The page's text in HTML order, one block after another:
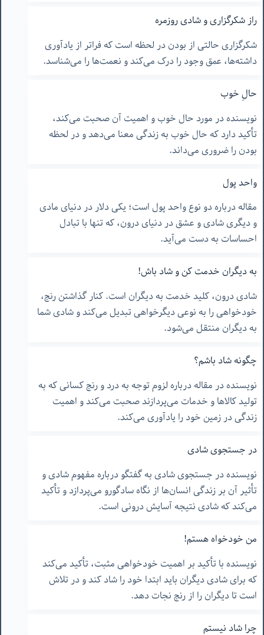
راز شکرگزاری و شادی روزمره
شکرگزاری حالتی از بودن در لحظه است که فراتر از یادآوری
داشته‌ها، عمق وجود را درک می‌کند و نعمت‌ها را می‌شناسد.
حالِ خوب
نویسنده در مورد حال خوب و اهمیت آن صحبت می‌کند،
تأکید دارد که حال خوب به زندگی معنا می‌دهد و در لحظه
بودن را ضروری می‌داند.
واحد پول
مقاله درباره دو نوع واحد پول است؛ یکی دلار در دنیای مادی
و دیگری شادی و عشق در دنیای درون، که تنها با تبادل
احساسات به دست می‌آید.
به دیگران خدمت کن و شاد باش!
شادی درون، کلید خدمت به دیگران است. کنار گذاشتن رنج،
خودخواهی را به نوعی دیگرخواهی تبدیل می‌کند و شادی شما
به دیگران منتقل می‌شود.
چگونه شاد باشم؟
نویسنده در مقاله درباره لزوم توجه به درد و رنج کسانی که به
تولید کالاها و خدمات می‌پردازند صحبت می‌کند و اهمیت
زندگی در زمین خود را یادآوری می‌کند.
در جستجوی شادی
نویسنده در جستجوی شادی به گفتگو درباره مفهوم شادی و
تأثیر آن بر زندگی انسان‌ها از نگاه سادگورو می‌پردازد و تأکید
می‌کند که شادی نتیجه آسایش درونی است.
من خودخواه هستم!
نویسنده با تأکید بر اهمیت خودخواهی مثبت، تأکید می‌کند
که برای شادی دیگران باید ابتدا خود را شاد کند و در تلاش
است تا دیگران را از رنج نجات دهد.
چرا شاد نیستم